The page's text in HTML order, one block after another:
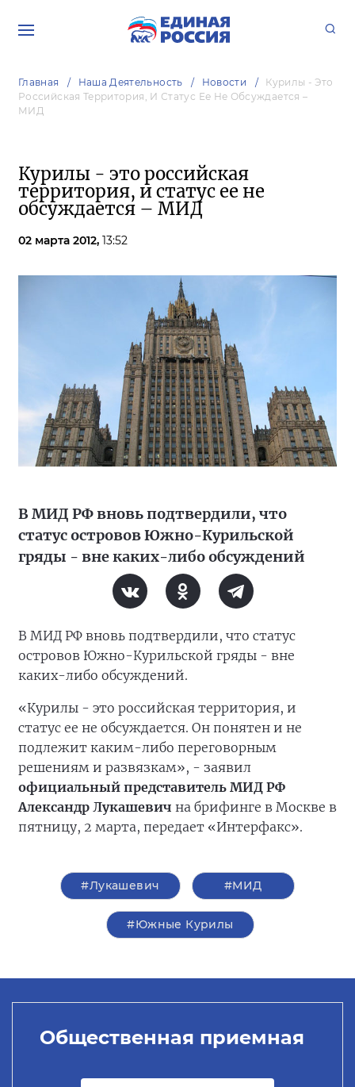
Главная Наша Деятельность Новости
Курилы - Это
Российская Территория, И Статус Ее Не Обсуждается –
МИД
Курилы - это российская
территория, и статус ее не
обсуждается – МИД
02 марта 2012, 13:52
В МИД РФ вновь подтвердили, что
статус островов Южно-Курильской
гряды - вне каких-либо обсуждений
В МИД РФ вновь подтвердили, что статус
островов Южно-Курильской гряды - вне
каких-либо обсуждений.
«Курилы - это российская территория, и
статус ее не обсуждается. Он понятен и не
подлежит каким-либо переговорным
решениям и развязкам», - заявил
официальный представитель МИД РФ
Александр Лукашевич на брифинге в Москве в
пятницу, 2 марта, передает «Интерфакс».
#Лукашевич #МИД
#Южные Курилы
Общественная приемная